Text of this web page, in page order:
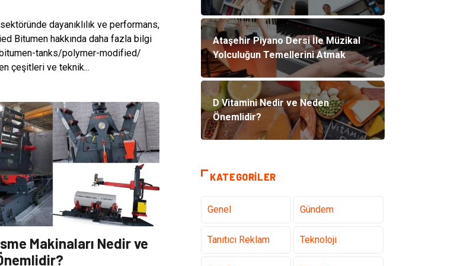
dayanıklılık ve performans,
Bitumen hakkında daha fazla bilgi
tanks/polymer-modified/
çeşitleri ve teknik...
Makinaları Nedir ve
Ataşehir Piyano Dersi İle Müzikal
Yolculuğun Temellerini Atmak
D Vitamini Nedir ve Neden
Önemlidir?
KATEGORILER
Genel Gündem
Tanıtıcı Reklam Teknoloji